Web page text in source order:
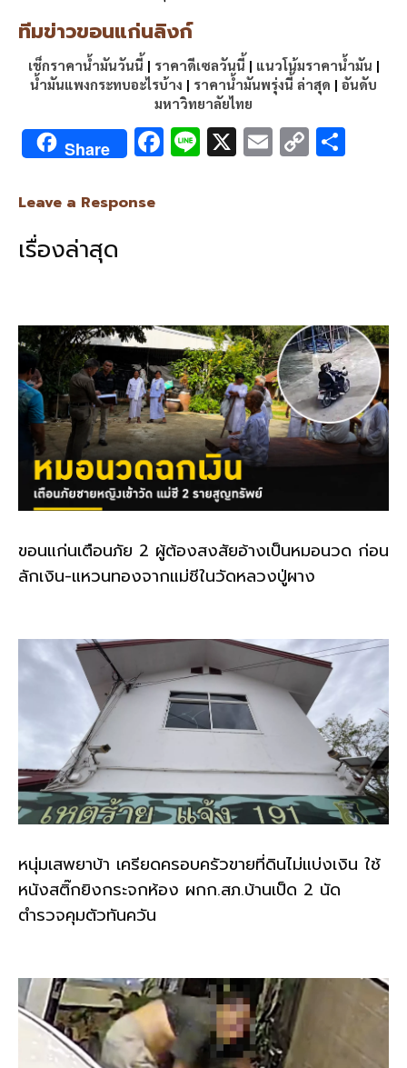
ทีมข่าวขอนแก่นลิงก์
เช็กราคาน้ำมันวันนี้ | ราคาดีเซลวันนี้ | แนวโน้มราคาน้ำมัน |
น้ำมันแพงกระทบอะไรบ้าง | ราคาน้ำมันพรุ่งนี้ ล่าสุด | อันดับ
มหาวิทยาลัยไทย
Share F
k
Li X E C
Leave a Response
เรื่องล่าสุด
ขอนแก่นเตือนภัย 2 ผู้ต้องสงสัยอ้างเป็นหมอนวด ก่อน
ลักเงิน-แหวนทองจากแม่ชีในวัดหลวงปู่ผาง
หนุ่มเสพยาบ้า เครียดครอบครัวขายที่ดินไม่แบ่งเงิน ใช้
หนังสติ๊กยิงกระจกห้อง ผกก.สภ.บ้านเป็ด 2 นัด
ตำรวจคุมตัวทันควัน